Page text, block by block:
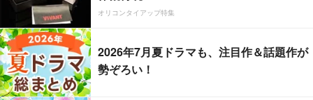
オリコンタイアップ特集
2026年7月夏ドラマも、注目作＆話題作が
勢ぞろい！